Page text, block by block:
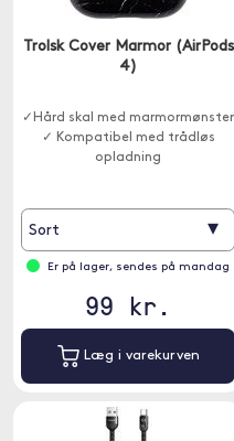
Trolsk Cover Marmor (AirPods
4)
✓Hård skal med marmormønster
✓ Kompatibel med trådløs
opladning
Sort ▾
Er på lager, sendes på mandag
99 kr.
Læg i varekurven